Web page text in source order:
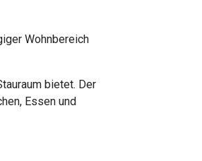
Wohnbereich
bietet. Der
Essen und